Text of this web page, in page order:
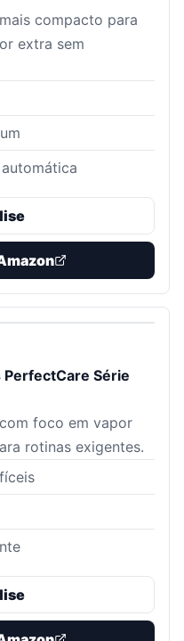
compacto para
extra sem
Série
foco em vapor
rotinas exigentes.